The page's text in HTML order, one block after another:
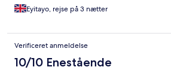
Eyitayo, rejse på 3 nætter
Verificeret anmeldelse
10/10 Enestående